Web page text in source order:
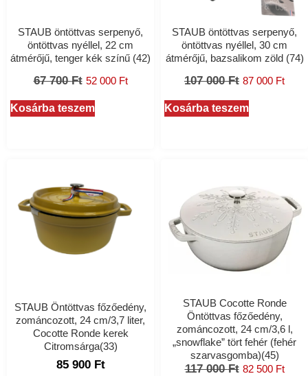
STAUB öntöttvas serpenyő,
öntöttvas nyéllel, 22 cm
átmérőjű, tenger kék színű (42)
67 700Ft 52 000 Ft
Kosárba teszem
STAUB öntöttvas serpenyő,
öntöttvas nyéllel, 30 cm
átmérőjű, bazsalikom zöld (74)
107 000Ft 87 000 Ft
Kosárba teszem
STAUB Öntöttvas főzőedény,
zománcozott, 24 cm/3,7 liter,
Cocotte Ronde kerek
Citromsárga(33)
85 900 Ft
STAUB Cocotte Ronde
Öntöttvas főzőedény,
zománcozott, 24 cm/3,6 l,
„snowflake” tört fehér (fehér
szarvasgomba)(45)
117 000Ft 82 500 Ft